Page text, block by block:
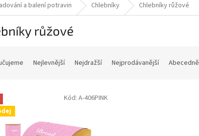
a balení potravin Chlebníky Chlebníky růžové
růžové
Nejlevnější Nejdražší Nejprodávanější Abecedně
Kód: A-406PINK